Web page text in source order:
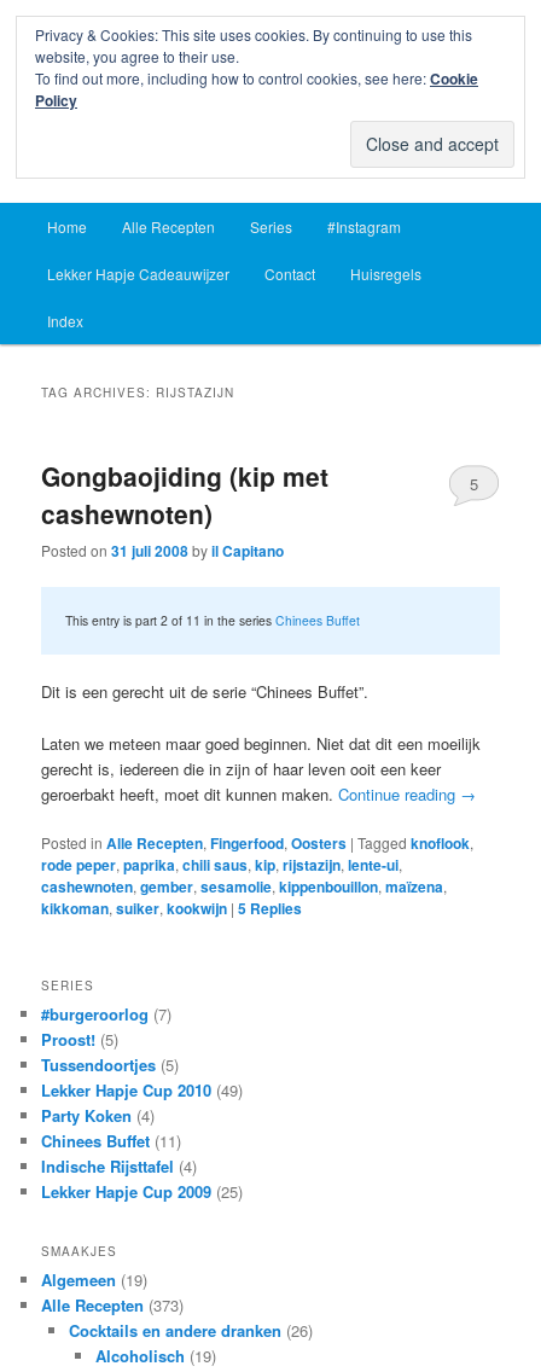
Lekker Hapje
Skip
to
primary
content
Skip
to
secondary
content
Home Alle Recepten Series #Instagram
Lekker Hapje Cadeauwijzer Contact Huisregels
Index
TAG ARCHIVES: RIJSTAZIJN
Gongbaojiding (kip met
cashewnoten)
Posted on31 juli 2008byil Capitano
5
This entry is part 2 of 11 in the seriesChinees Buffet
Dit is een gerecht uit de serie “Chinees Buffet”.
Laten we meteen maar goed beginnen. Niet dat dit een moeilijk
gerecht is, iedereen die in zijn of haar leven ooit een keer
geroerbakt heeft, moet dit kunnen maken.Continue reading →
Posted in Alle Recepten,Fingerfood,Oosters |Tagged knoflook,
rode peper,paprika,chili saus,kip,rijstazijn,lente-ui,
cashewnoten,gember,sesamolie,kippenbouillon,maïzena,
kikkoman,suiker,kookwijn |5 Replies
SERIES
#burgeroorlog (7)
Proost! (5)
Tussendoortjes (5)
Lekker Hapje Cup 2010 (49)
Party Koken (4)
Chinees Buffet (11)
Indische Rijsttafel (4)
Lekker Hapje Cup 2009 (25)
SMAAKJES
Algemeen (19)
Alle Recepten (373)
Cocktails en andere dranken (26)
Alcoholisch (19)
Privacy & Cookies: This site uses cookies. By continuing to use this
website, you agree to their use.
To find out more, including how to control cookies, see here:Cookie
Policy